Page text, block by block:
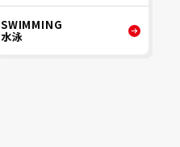
SWIMMING
水泳